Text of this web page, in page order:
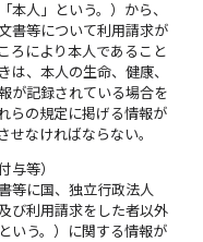
本人」という。）から、
書等について利用請求が
ろにより本人であること
は、本人の生命、健康、
が記録されている場合を
らの規定に掲げる情報が
せなければならない。
与等）
等に国、独立行政法人
び利用請求をした者以外
いう。）に関する情報が